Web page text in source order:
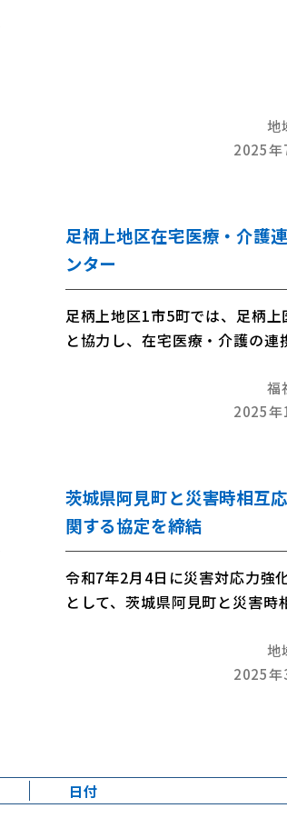
地
2025年
足柄上地区在宅医療・介護
ンター
足柄上地区1市5町では、足柄上
と協力し、在宅医療・介護の連
要とする状態の高齢の方が、住
た地域で自分らしい暮らしを人
医療・介護連携支援センター」
上病院内に開設しました。今後
ンターを中心に、医療機関と介
福
2025年
茨城県阿見町と災害時相互
関する協定を締結
令和7年2月4日に災害対応力強
として、茨城県阿見町と災害時
地
2025年
日付